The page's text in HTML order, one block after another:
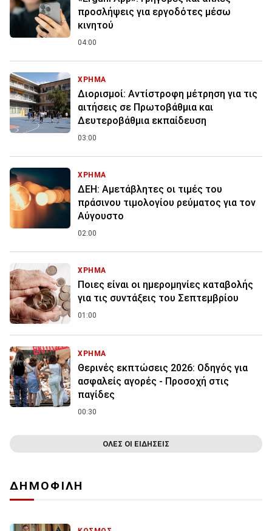
προσλήψεις για εργοδότες μέσω
κινητού
04:00
ΧΡΗΜΑ
Διορισμοί: Αντίστροφη μέτρηση για τις
αιτήσεις σε Πρωτοβάθμια και
Δευτεροβάθμια εκπαίδευση
03:00
ΧΡΗΜΑ
ΔΕΗ: Αμετάβλητες οι τιμές του
πράσινου τιμολογίου ρεύματος για τον
Αύγουστο
02:00
ΧΡΗΜΑ
Ποιες είναι οι ημερομηνίες καταβολής
για τις συντάξεις του Σεπτεμβρίου
01:00
ΧΡΗΜΑ
Θερινές εκπτώσεις 2026: Οδηγός για
ασφαλείς αγορές - Προσοχή στις
παγίδες
00:30
ΟΛΕΣ ΟΙ ΕΙΔΗΣΕΙΣ
ΔΗΜΟΦΙΛΗ